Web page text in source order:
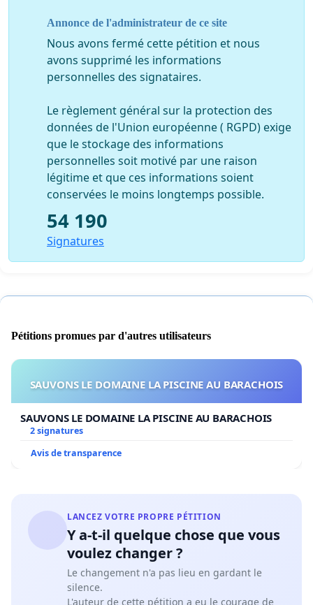
NOUS SOUSSIGNÉS, CITOYENS DE MONTRÉAL
demandons à nos maires d’arrondissement les
changements suivants :
Pour les contrats en cours et sous peine de résiliation
s’assurer de façon adéquate que le Berger Blanc
respecte en tout temps ses obligations, notamment
celles de - faire le maximum de recherches pour
retracer le propriétaire d’un animal identifié - éviter les
déplacements inutiles aux citoyens à la recherche de
tout animal perdu - la priorisation de l’adoption -
l’interdiction de vendre/donner tout animal à des
laboratoires ou autres aux fins d’expérimentation et - le
service d’euthanasie exclusivement par injection
Pour tout contrat futur
, prévoir notamment et
nommément les obligations suivantes:
commun et à moins de 1h de l’arrondissement
desservi ;
Sur réception de tout animal, vérifier sans délai la
présence d’une identification, d’un tatouage ou
d’une micropuce sous-cutanée au moyen d’un
identifié par licence, tatouage, micropuce sous-
cutanée ou autre ;
Diffuser sans délai sur internet la photo de tout
animal recueilli de même que celles des animaux
perdus ou trouvés transmises par les citoyens, et
Annonce de l'administrateur de ce site
Nous avons fermé cette pétition et nous
avons supprimé les informations
personnelles des signataires.
Le règlement général sur la protection des
données de l'Union européenne ( RGPD) exige
que le stockage des informations
personnelles soit motivé par une raison
légitime et que ces informations soient
conservées le moins longtemps possible.
54 190
Signatures
Pétitions promues par d'autres utilisateurs
SAUVONS LE DOMAINE LA PISCINE AU BARACHOIS
SAUVONS LE DOMAINE LA PISCINE AU BARACHOIS
2 signatures
Avis de transparence
LANCEZ VOTRE PROPRE PÉTITION
Y a-t-il quelque chose que vous
voulez changer ?
Le changement n'a pas lieu en gardant le
silence.
L'auteur de cette pétition a eu le courage de